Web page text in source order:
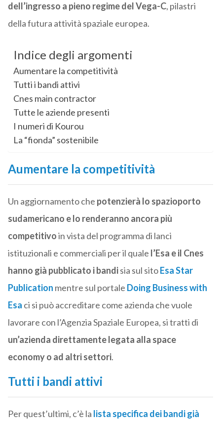
dell’ingresso a pieno regime del Vega-C, pilastri
della futura attività spaziale europea.
Indice degli argomenti
Aumentare la competitività
Tutti i bandi attivi
Cnes main contractor
Tutte le aziende presenti
I numeri di Kourou
La “fionda” sostenibile
Aumentare la competitività
Un aggiornamento che potenzierà lo spazioporto
sudamericano e lo renderanno ancora più
competitivoin vista del programma di lanci
istituzionali e commerciali per il quale l’Esa e il Cnes
hanno già pubblicato i bandisia sul sitoEsa Star
Publication mentre sul portale Doing Business with
Esa ci si può accreditare come azienda che vuole
lavorare con l’Agenzia Spaziale Europea, si tratti di
un’azienda direttamente legata alla space
economy o ad altri settori.
Tutti i bandi attivi
Per quest’ultimi, c’è la lista specifica dei bandi già